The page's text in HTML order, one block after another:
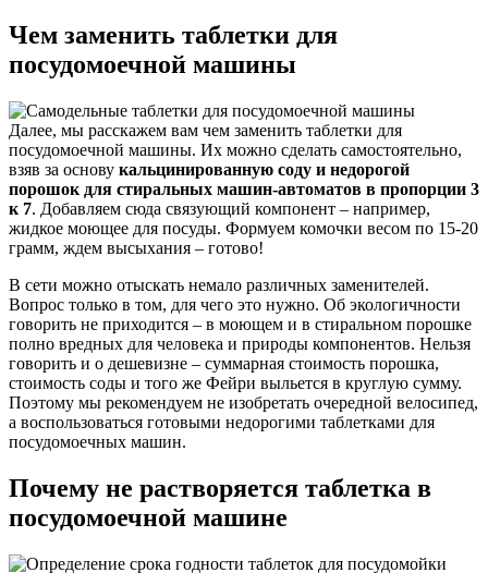
Чем заменить таблетки для
посудомоечной машины
Далее, мы расскажем вам чем заменить таблетки для
посудомоечной машины. Их можно сделать самостоятельно,
взяв за основу кальцинированную соду и недорогой
порошок для стиральных машин-автоматов в пропорции 3
к 7. Добавляем сюда связующий компонент – например,
жидкое моющее для посуды. Формуем комочки весом по 15-20
грамм, ждем высыхания – готово!
В сети можно отыскать немало различных заменителей.
Вопрос только в том, для чего это нужно. Об экологичности
говорить не приходится – в моющем и в стиральном порошке
полно вредных для человека и природы компонентов. Нельзя
говорить и о дешевизне – суммарная стоимость порошка,
стоимость соды и того же Фейри выльется в круглую сумму.
Поэтому мы рекомендуем не изобретать очередной велосипед,
а воспользоваться готовыми недорогими таблетками для
посудомоечных машин.
Почему не растворяется таблетка в
посудомоечной машине